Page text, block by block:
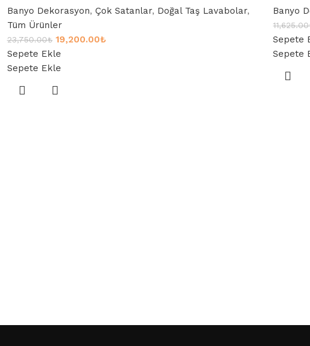
Banyo Dekorasyon, Çok Satanlar, Doğal Taş Lavabolar,
Tüm Ürünler
23,750.00₺ 19,200.00₺
Sepete Ekle
Sepete Ekle
Banyo
11,625.00
Sepete
Sepete